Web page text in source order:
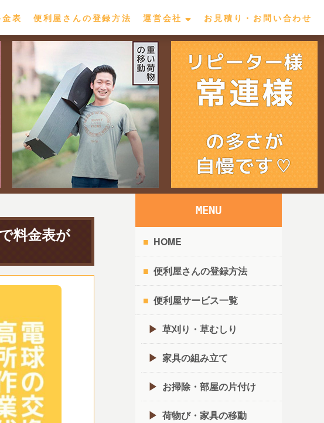
表 便利屋さんの登録方法 運営会社 お見積り・お問い合わせ
料金表が
MENU
HOME
便利屋さんの登録方法
便利屋サービス一覧
草刈り・草むしり
家具の組み立て
お掃除・部屋の片付け
荷物び・家具の移動